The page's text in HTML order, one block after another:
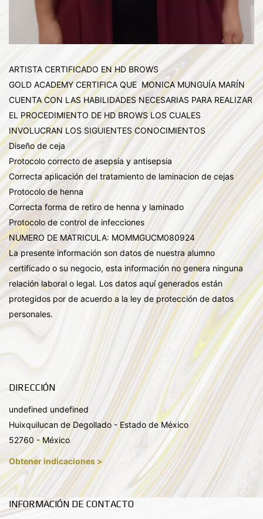
ARTISTA CERTIFICADO EN HD BROWS
GOLD ACADEMY CERTIFICA QUE MONICA MUNGUÍA MARÍN
CUENTA CON LAS HABILIDADES NECESARIAS PARA REALIZAR
EL PROCEDIMIENTO DE HD BROWS LOS CUALES
INVOLUCRAN LOS SIGUIENTES CONOCIMIENTOS
Diseño de ceja
Protocolo correcto de asepsia y antisepsia
Correcta aplicación del tratamiento de laminacion de cejas
Protocolo de henna
Correcta forma de retiro de henna y laminado
Protocolo de control de infecciones
NUMERO DE MATRICULA: MOMMGUCM080924
La presente información son datos de nuestra alumno
certificado o su negocio, esta información no genera ninguna
relación laboral o legal. Los datos aquí generados están
protegidos por de acuerdo a la ley de protección de datos
personales.
DIRECCIÓN
undefined undefined
Huixquilucan de Degollado - Estado de México
52760 - México
Obtener indicaciones >
INFORMACIÓN DE CONTACTO